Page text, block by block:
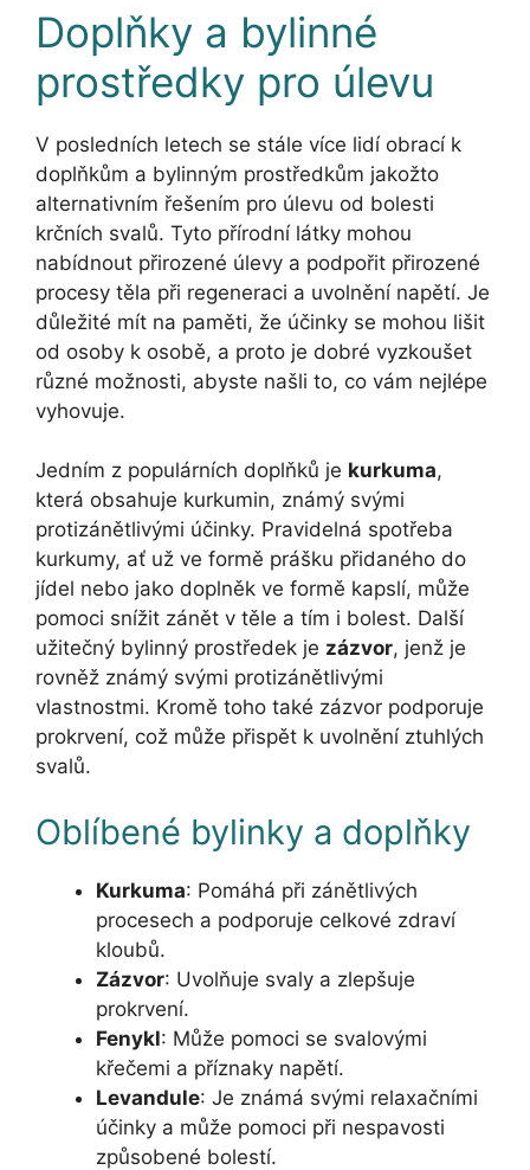
Doplňky a bylinné
prostředky pro úlevu
V posledních letech se stále více lidí obrací k
doplňkům a bylinným prostředkům jakožto
alternativním řešením pro úlevu od bolesti
krčních svalů. Tyto přírodní látky mohou
nabídnout přirozené úlevy a podpořit přirozené
procesy těla při regeneraci a uvolnění napětí. Je
důležité mít na paměti, že účinky se mohou lišit
od osoby k osobě, a proto je dobré vyzkoušet
různé možnosti, abyste našli to, co vám nejlépe
vyhovuje.
Jedním z populárních doplňků je kurkuma,
která obsahuje kurkumin, známý svými
protizánětlivými účinky. Pravidelná spotřeba
kurkumy, ať už ve formě prášku přidaného do
jídel nebo jako doplněk ve formě kapslí, může
pomoci snížit zánět v těle a tím i bolest. Další
užitečný bylinný prostředek je zázvor, jenž je
rovněž známý svými protizánětlivými
vlastnostmi. Kromě toho také zázvor podporuje
prokrvení, což může přispět k uvolnění ztuhlých
svalů.
Oblíbené bylinky a doplňky
Kurkuma: Pomáhá při zánětlivých
procesech a podporuje celkové zdraví
kloubů.
Zázvor: Uvolňuje svaly a zlepšuje
prokrvení.
Fenykl: Může pomoci se svalovými
křečemi a příznaky napětí.
Levandule: Je známá svými relaxačními
účinky a může pomoci při nespavosti
způsobené bolestí.